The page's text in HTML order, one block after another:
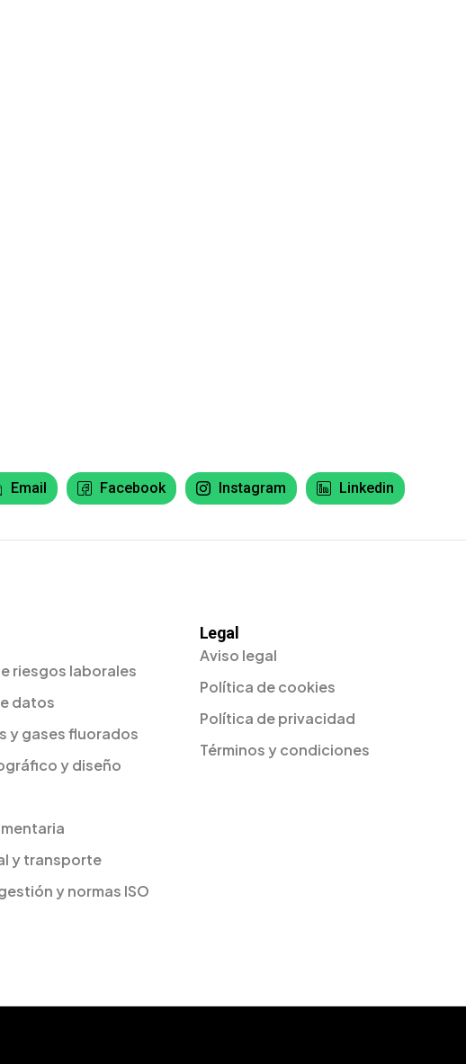
Email Facebook Instagram Linkedin
riesgos laborales
datos
y gases fluorados
y diseño
y transporte
y normas ISO
Legal
Aviso legal
Política de cookies
Política de privacidad
Términos y condiciones